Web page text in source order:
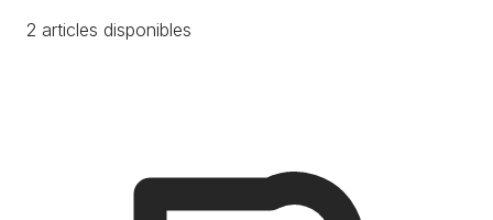
2 articles disponibles